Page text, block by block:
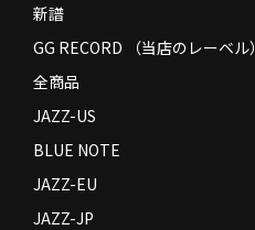
新譜
GG RECORD （当店のレーベル）
全商品
JAZZ-US
BLUE NOTE
JAZZ-EU
JAZZ-JP